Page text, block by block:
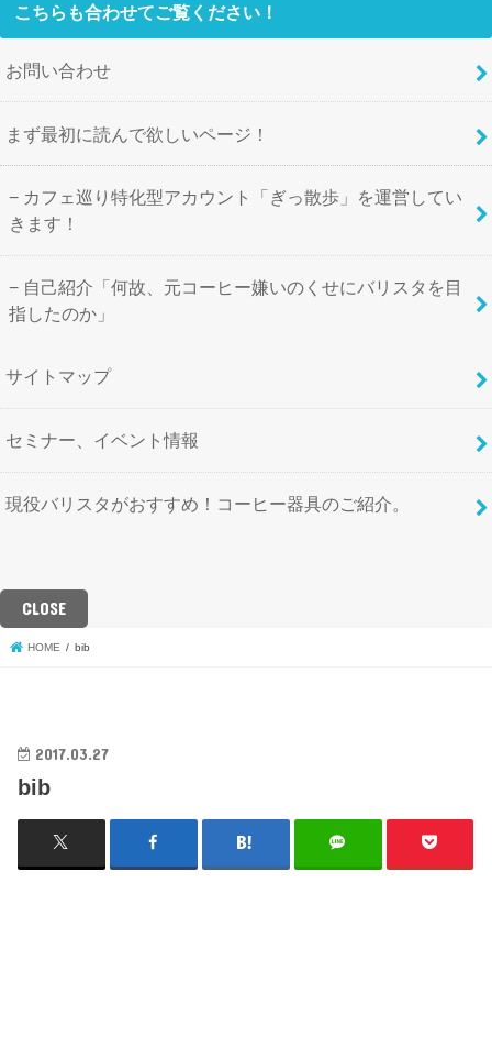
こちらも合わせてご覧ください！
お問い合わせ
まず最初に読んで欲しいページ！
カフェ巡り特化型アカウント「ぎっ散歩」を運営してい
きます！
自己紹介「何故、元コーヒー嫌いのくせにバリスタを目
指したのか」
サイトマップ
セミナー、イベント情報
現役バリスタがおすすめ！コーヒー器具のご紹介。
CLOSE
HOME bib
2017.03.27
bib